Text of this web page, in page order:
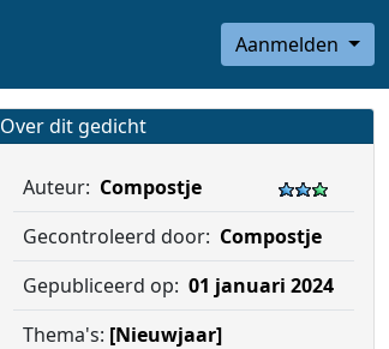
Aanmelden
Over dit gedicht
Auteur: Compostje
Gecontroleerd door: Compostje
Gepubliceerd op: 01 januari 2024
Thema's: [Nieuwjaar]